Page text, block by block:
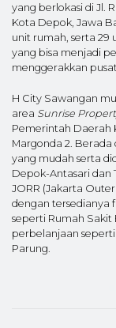
yang berlokasi di Jl.
Kota Depok, Jawa
unit rumah, serta 29
yang bisa menjadi
menggerakkan
H City Sawangan
area Sunrise
Pemerintah Daerah
Margonda 2.
yang mudah serta
Depok-Antasari dan
JORR (Jakarta
dengan tersedianya
seperti Rumah Sakit
perbelanjaan seperti
Parung.